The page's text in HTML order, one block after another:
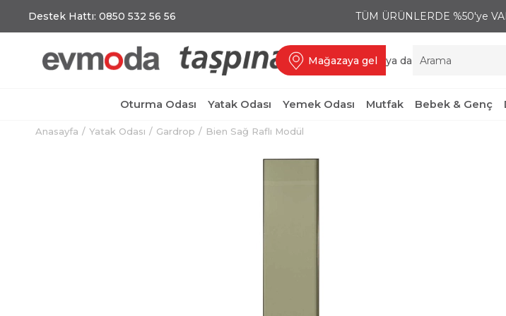
Destek Hattı: 0850 532 56 56 TÜM ÜRÜNLERDE %50'ye
Mağazaya gel ya da
Oturma Odası Yatak Odası Yemek Odası Mutfak Bebek & Genç
Anasayfa Yatak Odası Gardrop Bien Sağ Raflı Modül